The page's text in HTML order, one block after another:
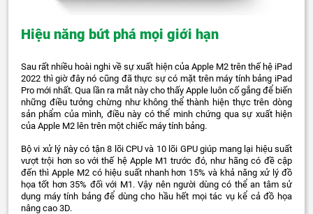
Hiệu năng bứt phá mọi giới hạn
Sau rất nhiều hoài nghi về sự xuất hiện của Apple M2 trên thế hệ iPad
2022 thì giờ đây nó cũng đã thực sự có mặt trên máy tính bảng iPad
Pro mới nhất. Qua lần ra mắt này cho thấy Apple luôn cố gắng để biến
những điều tưởng chừng như không thể thành hiện thực trên dòng
sản phẩm của mình, điều này có thể minh chứng qua sự xuất hiện
của Apple M2 lên trên một chiếc máy tính bảng.
Bộ vi xử lý này có tận 8 lõi CPU và 10 lõi GPU giúp mang lại hiệu suất
vượt trội hơn so với thế hệ Apple M1 trước đó, như hãng có đề cập
đến thì Apple M2 có hiệu suất nhanh hơn 15% và khả năng xử lý đồ
họa tốt hơn 35% đối với M1. Vậy nên người dùng có thể an tâm sử
dụng máy tính bảng để dùng cho hầu hết mọi tác vụ kể cả đồ họa
nâng cao 3D.